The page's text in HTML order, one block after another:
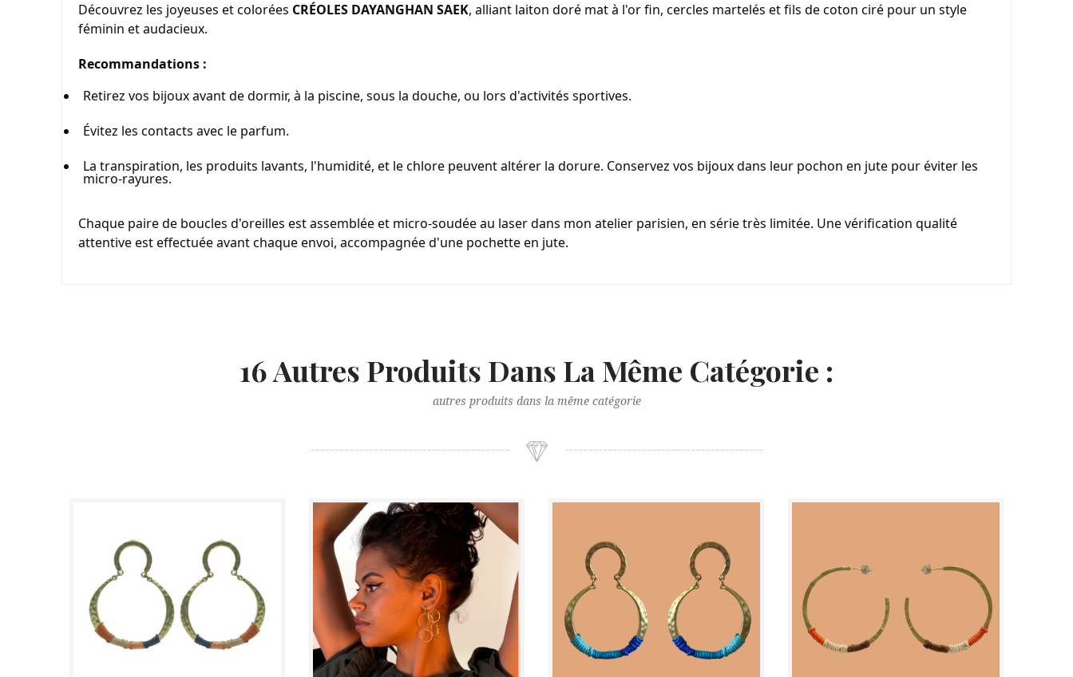
Découvrez les joyeuses et colorées CRÉOLES DAYANGHAN SAEK, alliant laiton doré mat à l'or fin, cercles martelés et fils de coton ciré pour un style
féminin et audacieux.
Recommandations :
Retirez vos bijoux avant de dormir, à la piscine, sous la douche, ou lors d'activités sportives.
Évitez les contacts avec le parfum.
La transpiration, les produits lavants, l'humidité, et le chlore peuvent altérer la dorure. Conservez vos bijoux dans leur pochon en jute pour éviter les
micro-rayures.
Chaque paire de boucles d'oreilles est assemblée et micro-soudée au laser dans mon atelier parisien, en série très limitée. Une vérification qualité
attentive est effectuée avant chaque envoi, accompagnée d'une pochette en jute.
16 Autres Produits Dans La Même Catégorie :
autres produits dans la même catégorie